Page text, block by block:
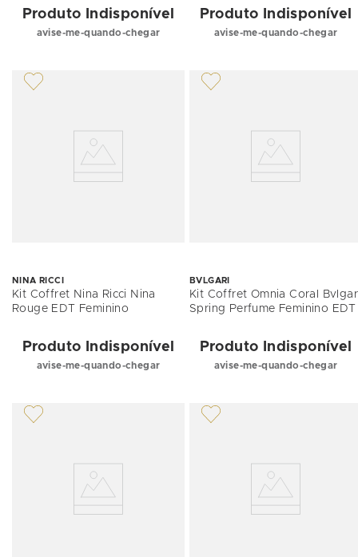
Produto Indisponível
avise-me-quando-chegar
Produto Indisponível
avise-me-quando-chegar
NINA RICCI
Kit Coffret Nina Ricci Nina
Rouge EDT Feminino
Produto Indisponível
avise-me-quando-chegar
BVLGARI
Kit Coffret Omnia Coral
Spring Perfume Feminino EDT
Produto Indisponível
avise-me-quando-chegar